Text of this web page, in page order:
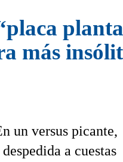
más
un versus picante,
a cuestas